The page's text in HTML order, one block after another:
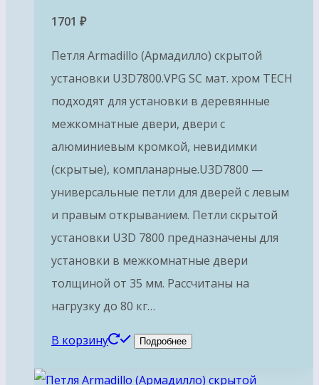
1701 ₽
Петля Armadillo (Армадилло) скрытой
установки U3D7800.VPG SC мат. хром TECH
подходят для установки в деревянные
межкомнатные двери, двери с
алюминиевым кромкой, невидимки
(скрытые), компланарные.U3D7800 —
универсальные петли для дверей с левым
и правым открыванием. Петли скрытой
установки U3D 7800 предназначены для
установки в межкомнатные двери
толщиной от 35 мм. Рассчитаны на
нагрузку до 80 кг…
В корзину Подробнее